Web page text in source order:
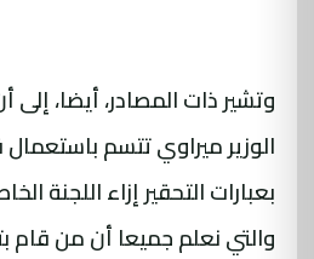
وتشير ذات المصادر، أيضا،
الوزير ميراوي تتسم
بعبارات التحقير إزاء اللجنة
والتي نعلم جميعا أن من قام